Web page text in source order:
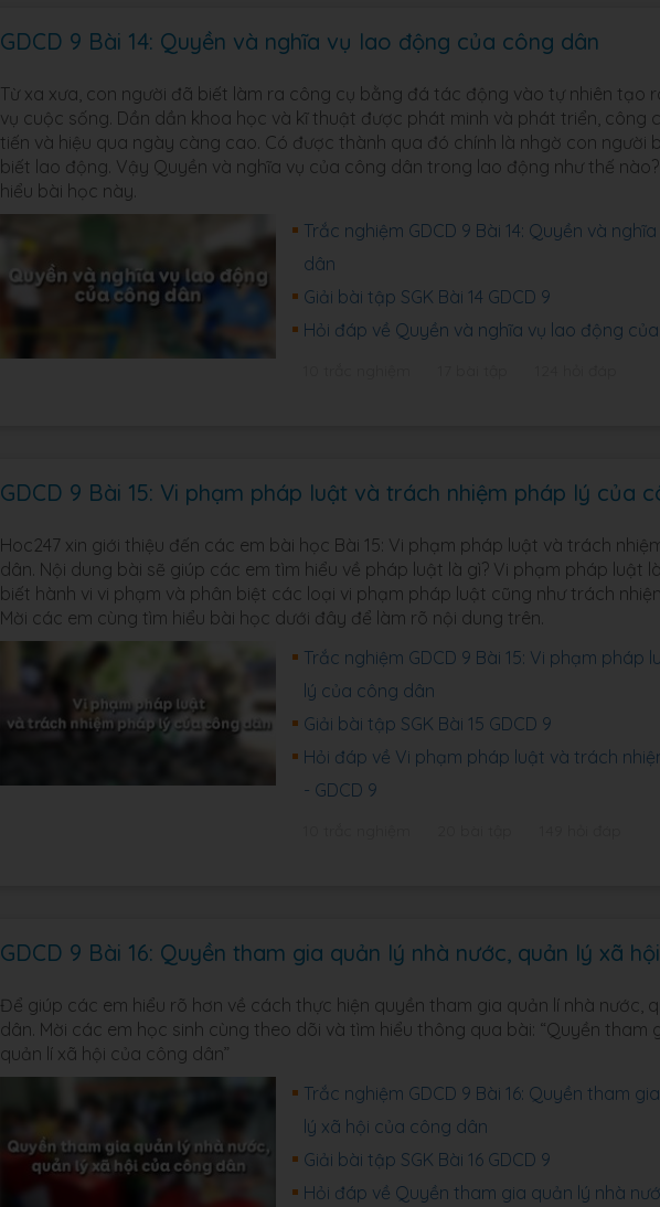
GDCD 9 Bài 14: Quyền và nghĩa vụ lao động của công dân
Từ xa xưa, con người đã biết làm ra công cụ bằng đá tác động vào tự nhiên tạo
vụ cuộc sống. Dần dần khoa học và kĩ thuật được phát minh và phát triển, công
tiến và hiệu qua ngày càng cao. Có được thành qua đó chính là nhgờ con người
biết lao động. Vậy Quyền và nghĩa vụ của công dân trong lao động như thế
hiểu bài học này.
Trắc nghiệm GDCD 9 Bài 14: Quyền và
dân
Giải bài tập SGK Bài 14 GDCD 9
Hỏi đáp về Quyền và nghĩa vụ lao động
GDCD 9 Bài 15: Vi phạm pháp luật và trách nhiệm pháp lý của
Hoc247 xin giới thiệu đến các em bài học Bài 15: Vi phạm pháp luật và trách
dân. Nội dung bài sẽ giúp các em tìm hiểu về pháp luật là gì? Vi phạm pháp luật
biết hành vi vi phạm và phân biệt các loại vi phạm pháp luật cũng như trách
Mời các em cùng tìm hiểu bài học dưới đây để làm rõ nội dung trên.
Trắc nghiệm GDCD 9 Bài 15: Vi phạm
lý của công dân
Giải bài tập SGK Bài 15 GDCD 9
Hỏi đáp về Vi phạm pháp luật và trách
- GDCD 9
GDCD 9 Bài 16: Quyền tham gia quản lý nhà nước, quản lý xã
Để giúp các em hiểu rõ hơn về cách thực hiện quyền tham gia quản lí nhà nước,
dân. Mời các em học sinh cùng theo dõi và tìm hiểu thông qua bài: “Quyền tham
quản lí xã hội của công dân”
Trắc nghiệm GDCD 9 Bài 16: Quyền tham
lý xã hội của công dân
Giải bài tập SGK Bài 16 GDCD 9
Hỏi đáp về Quyền tham gia quản lý nhà